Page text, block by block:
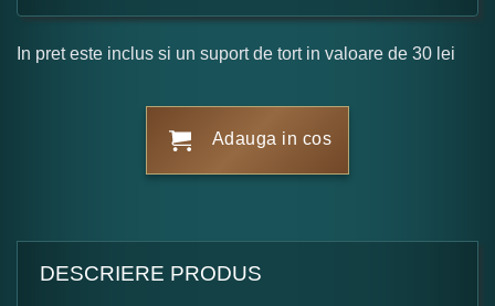
In pret este inclus si un suport de tort in valoare de 30 lei
Adauga in cos
DESCRIERE PRODUS